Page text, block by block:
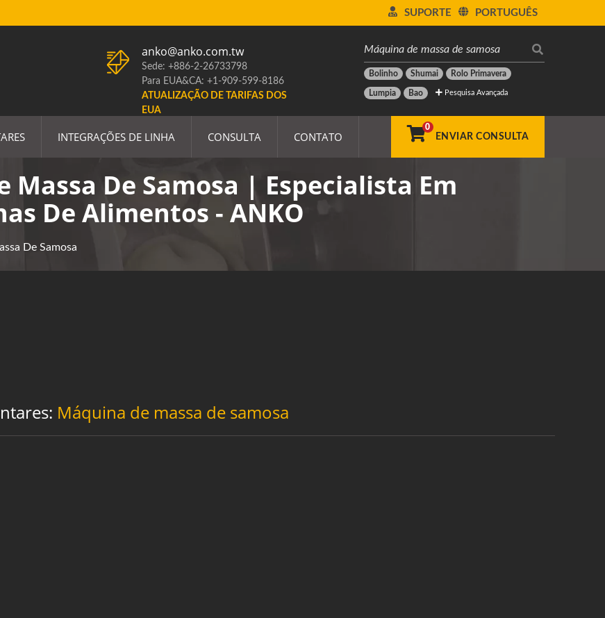
PORTUGUÊS
SUPORTE
Bolinho Shumai Rolo Primavera
Lumpia Bao Pesquisa Avançada
anko@anko.com.tw
Sede: +886-2-26733798
Para EUA&CA: +1-909-599-8186
ATUALIZAÇÃO DE TARIFAS DOS
EUA
INTEGRAÇÕES DE LINHA CONSULTA CONTATO
0
ENVIAR CONSULTA
Massa De Samosa | Especialista Em
De Alimentos - ANKO
De Samosa
Máquina de massa de samosa